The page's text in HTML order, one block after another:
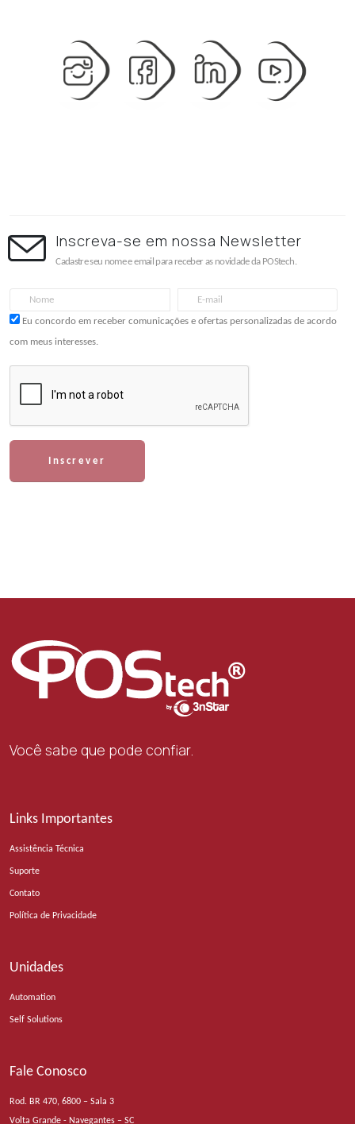
Inscreva-se em nossa Newsletter
Cadastre seu nome e email para receber as novidade da POStech.
Eu concordo em receber comunicações e ofertas personalizadas de acordo
com meus interesses.
Inscrever
Você sabe que pode confiar.
Links Importantes
Assistência Técnica
Suporte
Contato
Política de Privacidade
Unidades
Automation
Self Solutions
Fale Conosco
Rod. BR 470, 6800 – Sala 3
Volta Grande - Navegantes – SC